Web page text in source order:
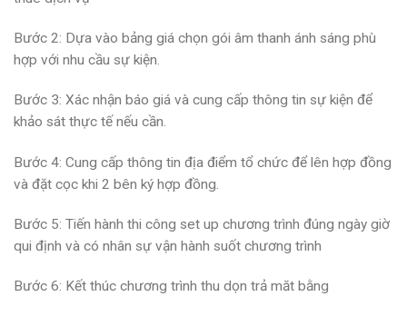
Bước 2: Dựa vào bảng giá chọn gói âm thanh ánh sáng phù
hợp với nhu cầu sự kiện.
Bước 3: Xác nhận báo giá và cung cấp thông tin sự kiện để
khảo sát thực tế nếu cần.
Bước 4: Cung cấp thông tin địa điểm tổ chức để lên hợp đồng
và đặt cọc khi 2 bên ký hợp đồng.
Bước 5: Tiến hành thi công set up chương trình đúng ngày giờ
qui định và có nhân sự vận hành suốt chương trình
Bước 6: Kết thúc chương trình thu dọn trả măt bằng